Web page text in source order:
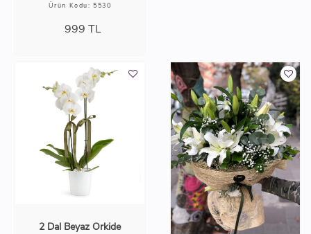
Ürün Kodu: 5530
999 TL
2 Dal Beyaz Orkide